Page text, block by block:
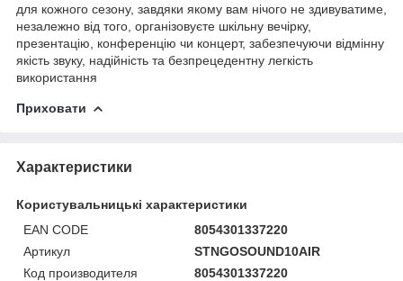
для кожного сезону, завдяки якому вам нічого не здивуватиме,
незалежно від того, організовуєте шкільну вечірку,
презентацію, конференцію чи концерт, забезпечуючи відмінну
якість звуку, надійність та безпрецедентну легкість
використання
Приховати
Характеристики
Користувальницькі характеристики
EAN CODE
8054301337220
Артикул
STNGOSOUND10AIR
Код производителя
8054301337220